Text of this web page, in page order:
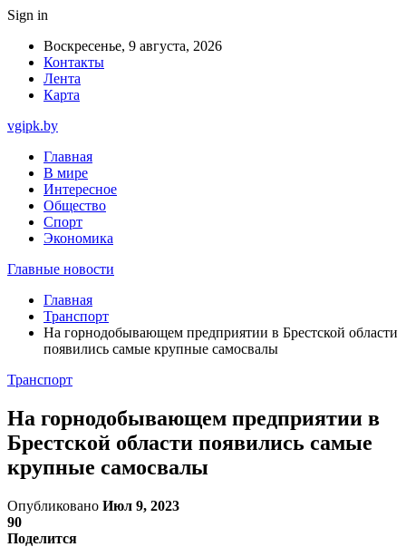
Sign in
Воскресенье, 9 августа, 2026
Контакты
Лента
Карта
vgipk.by
Главная
В мире
Интересное
Общество
Спорт
Экономика
Главные новости
Главная
Транспорт
На горнодобывающем предприятии в Брестской области
появились самые крупные самосвалы
Транспорт
На горнодобывающем предприятии в
Брестской области появились самые
крупные самосвалы
Опубликовано Июл 9, 2023
90
Поделится